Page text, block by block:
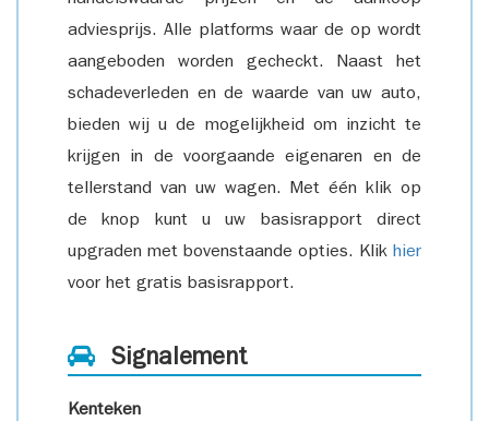
adviesprijs. Alle platforms waar de op wordt
aangeboden worden gecheckt. Naast het
schadeverleden en de waarde van uw auto,
bieden wij u de mogelijkheid om inzicht te
krijgen in de voorgaande eigenaren en de
tellerstand van uw wagen. Met één klik op
de knop kunt u uw basisrapport direct
upgraden met bovenstaande opties. Klik hier
voor het gratis basisrapport.
Signalement
Kenteken